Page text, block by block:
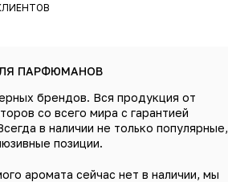
ДЛЯ ПАРФЮМАНОВ
брендов. Вся продукция от
со всего мира с гарантией
в наличии не только популярные,
позиции.
аромата сейчас нет в наличии, мы